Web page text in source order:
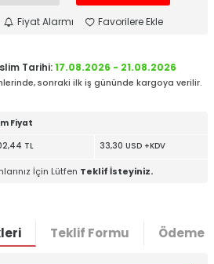
Fiyat Alarmı Favorilere Ekle
Tarihi:17.08.2026 - 21.08.2026
sonraki ilk iş gününde kargoya verilir.
Fiyat
TL 33,30 USD +KDV
İçin Lütfen Teklif İsteyiniz.
Teklif Formu Ödeme